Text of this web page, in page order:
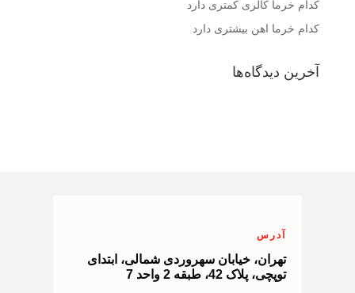
کدام خرما کالری کمتری دارد
کدام خرما اهن بیشتری دارد
آخرین دیدگاه‌ها
آدرس
تهران، خیابان سهروردی شمالی، ابتدای
توپچی، پلاک 42، طبقه 2 واحد 7